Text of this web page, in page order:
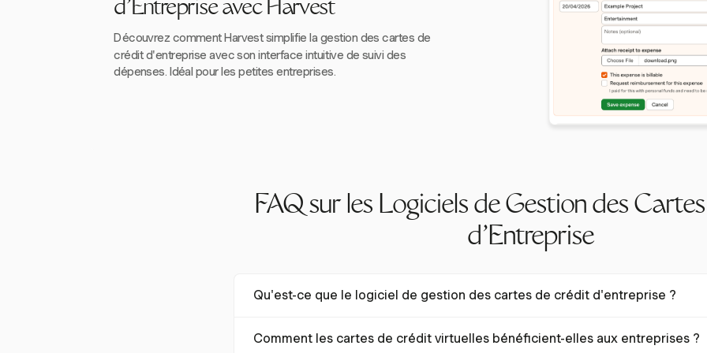
d'Entreprise avec Harvest
Découvrez comment Harvest simplifie la gestion des cartes de
crédit d'entreprise avec son interface intuitive de suivi des
dépenses. Idéal pour les petites entreprises.
FAQ sur les Logiciels de Gestion des
d'Entreprise
Qu'est-ce que le logiciel de gestion des cartes de crédit d'entreprise ?
des employés grâce à des systèmes automatisés. Il aide les entreprises à gérer les
Comment les cartes de crédit virtuelles bénéficient-elles aux entreprises ?